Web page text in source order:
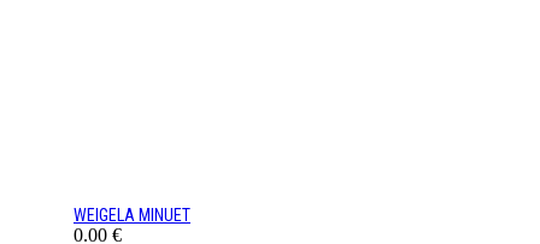
WEIGELA MINUET
0.00 €